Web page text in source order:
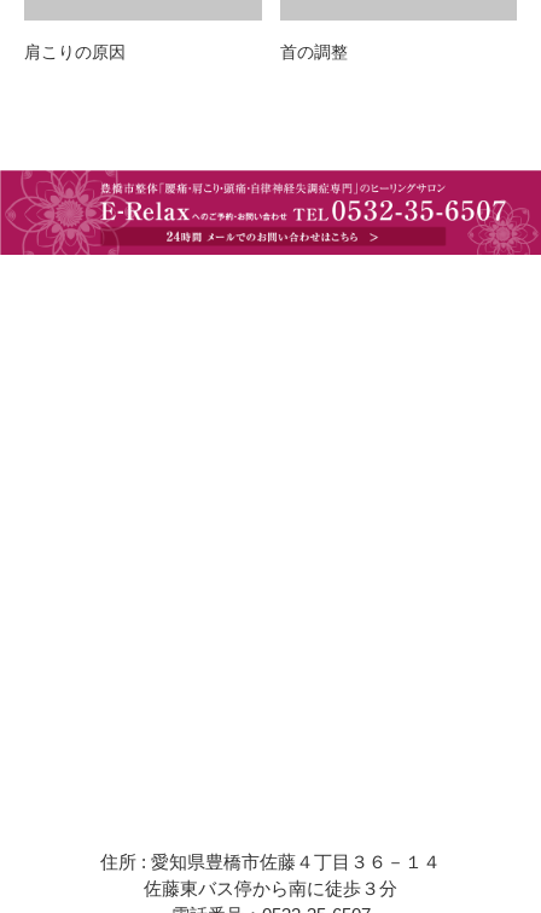
肩こりの原因 首の調整
住所 : 愛知県豊橋市佐藤４丁目３６－１４
佐藤東バス停から南に徒歩３分